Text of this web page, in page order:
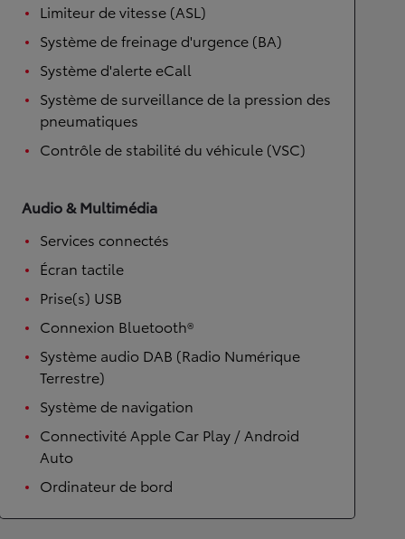
Limiteur de vitesse (ASL)
Système de freinage d'urgence (BA)
Système d'alerte eCall
Système de surveillance de la pression des
pneumatiques
Contrôle de stabilité du véhicule (VSC)
Audio & Multimédia
Services connectés
Écran tactile
Prise(s) USB
Connexion Bluetooth®
Système audio DAB (Radio Numérique
Terrestre)
Système de navigation
Connectivité Apple Car Play / Android
Auto
Ordinateur de bord